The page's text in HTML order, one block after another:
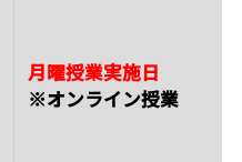
月曜授業実施日
※オンライン授業